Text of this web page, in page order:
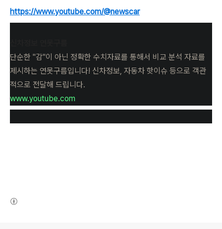
https://www.youtube.com/@newscar
단순한 "감"이 아닌 정확한 수치자료를 통해서 비교 분석 자료를
제시하는 연못구름입니다! 신차정보, 자동차 핫이슈 등으로 객관
적으로 전달해 드립니다.
www.youtube.com